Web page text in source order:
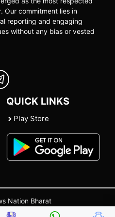
Our commitment lies in
reporting and engaging
without any bias or vested
QUICK LINKS
Play Store
Nation Bharat
|Policies Terms and Conditions